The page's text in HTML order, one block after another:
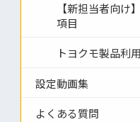
【新担当者向
項目
トヨクモ製品利
設定動画集
よくある質問